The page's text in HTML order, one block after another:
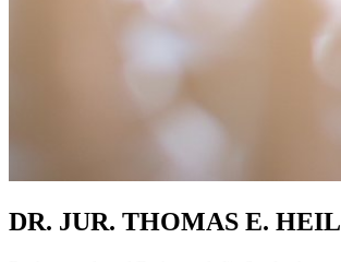
DR. JUR. THOMAS E. HEIL